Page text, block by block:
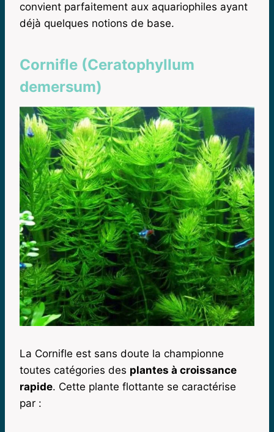
convient parfaitement aux aquariophiles ayant
déjà quelques notions de base.
Cornifle (Ceratophyllum
demersum)
La Cornifle est sans doute la championne
toutes catégories des plantes à croissance
rapide. Cette plante flottante se caractérise
par :